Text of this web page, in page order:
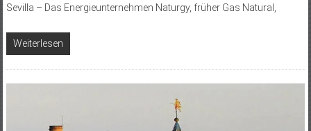
Sevilla – Das Energieunternehmen Naturgy, früher Gas Natural,
Weiterlesen